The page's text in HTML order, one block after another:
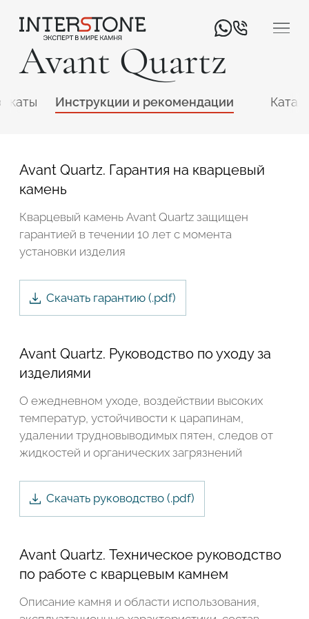
Avant Quartz
Инструкции и рекомендации
Avant Quartz. Гарантия на кварцевый
камень
Кварцевый камень Avant Quartz защищен
гарантией в течении 10 лет с момента
установки изделия
Скачать гарантию (.pdf)
Avant Quartz. Руководство по уходу за
изделиями
О ежедневном уходе, воздействии высоких
температур, устойчивости к царапинам,
удалении трудновыводимых пятен, следов от
жидкостей и органических загрязнений
Скачать руководство (.pdf)
Avant Quartz. Техническое руководство
по работе с кварцевым камнем
Описание камня и области использования,
Обработчик Дизайнер
Подтвердите, что вы не робот
ОТПРАВИТЬ ЗАЯВКУ